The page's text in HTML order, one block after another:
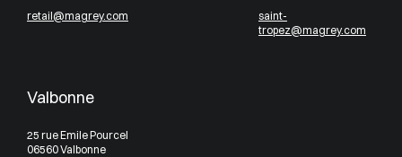
retail@magrey.com
saint-
tropez@magrey.com
Valbonne
25 rue Emile Pourcel
06560 Valbonne